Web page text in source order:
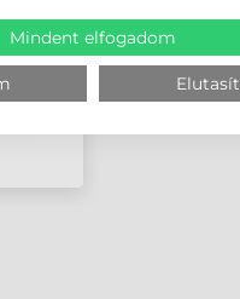
Mindent elfogadom